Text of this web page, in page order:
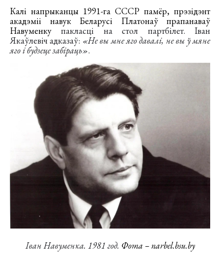
Калі напрыканцы 1991-га СССР памёр, прэзідэнт
акадэміі навук Беларусі Платонаў прапанаваў
Навуменкупакласці на стол партбілет. Іван
Якаўлевіч адказаў: «Не вы мне яго давалі, не вы ў мяне
яго і будзеце забіраць».
Іван Навуменка. 1981 год. Фота – narbel.bsu.by